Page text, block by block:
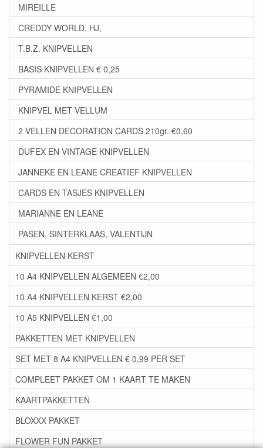
MIREILLE
CREDDY WORLD, HJ,
T.B.Z. KNIPVELLEN
BASIS KNIPVELLEN € 0,25
PYRAMIDE KNIPVELLEN
KNIPVEL MET VELLUM
2 VELLEN DECORATION CARDS 210gr. €0,60
DUFEX EN VINTAGE KNIPVELLEN
JANNEKE EN LEANE CREATIEF KNIPVELLEN
CARDS EN TASJES KNIPVELLEN
MARIANNE EN LEANE
PASEN, SINTERKLAAS, VALENTIJN
KNIPVELLEN KERST
10 A4 KNIPVELLEN ALGEMEEN €2,00
10 A4 KNIPVELLEN KERST €2,00
10 A5 KNIPVELLEN €1,00
PAKKETTEN MET KNIPVELLEN
SET MET 8 A4 KNIPVELLEN € 0,99 PER SET
COMPLEET PAKKET OM 1 KAART TE MAKEN
KAARTPAKKETTEN
BLOXXX PAKKET
FLOWER FUN PAKKET